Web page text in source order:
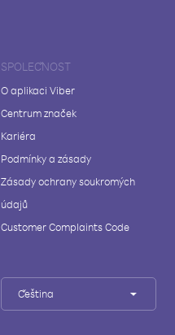
SPOLEČNOST
O aplikaci Viber
Centrum značek
Kariéra
Podmínky a zásady
Zásady ochrany soukromých
údajů
Customer Complaints Code
Čeština